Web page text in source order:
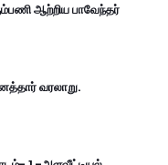
ஆற்றிய பாவேந்தர்
வரலாறு.